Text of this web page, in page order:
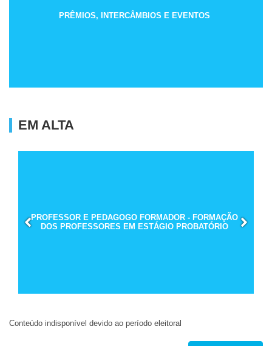
PRÊMIOS, INTERCÂMBIOS E EVENTOS
EM ALTA
PROFESSOR E PEDAGOGO FORMADOR - FORMAÇÃO
DOS PROFESSORES EM ESTÁGIO PROBATÓRIO
Conteúdo indisponível devido ao período eleitoral